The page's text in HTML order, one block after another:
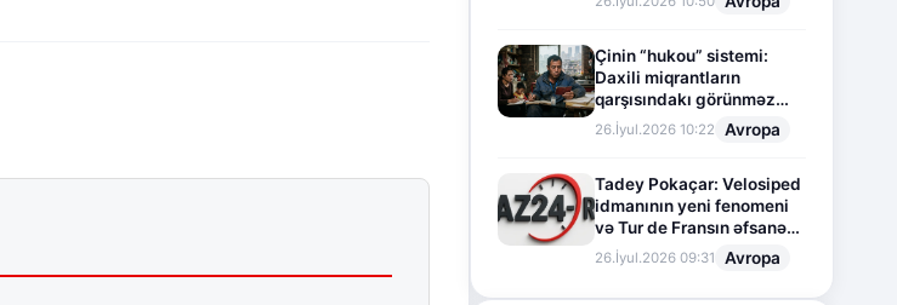
Çinin “hukou” sistemi:
Daxili miqrantların
qarşısındakı görünməz
sədd
26.İyul.2026 10:22 Avropa
Tadey Pokaçar: Velosiped
idmanının yeni fenomeni
və Tur de Fransın əfsanəvi
səhifəsi
26.İyul.2026 09:31 Avropa